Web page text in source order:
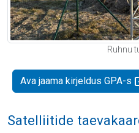
Ruhnu
Ava jaama kirjeldus GPA-s
Satelliitide